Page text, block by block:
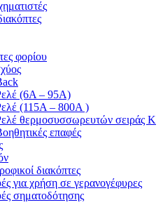
φορίου
(6A – 95A)
(115A – 800A )
θερμοσυσσωρευτών σειράς Κ
επαφές
διακόπτες
για χρήση σε γερανογέφυρες
σηματοδότησης